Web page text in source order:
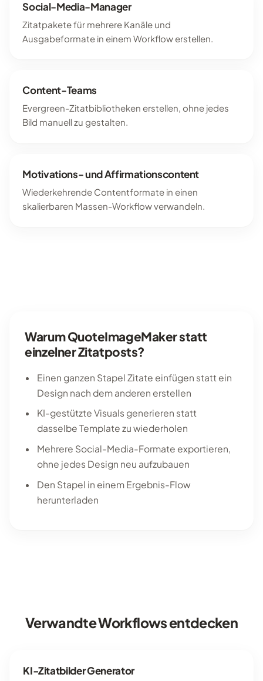
Social-Media-Manager
Zitatpakete für mehrere Kanäle und
Ausgabeformate in einem Workflow erstellen.
Content-Teams
Evergreen-Zitatbibliotheken erstellen, ohne jedes
Bild manuell zu gestalten.
Motivations- und Affirmationscontent
Wiederkehrende Contentformate in einen
skalierbaren Massen-Workflow verwandeln.
Warum QuoteImageMaker statt
einzelner Zitatposts?
Einen ganzen Stapel Zitate einfügen statt ein
Design nach dem anderen erstellen
KI-gestützte Visuals generieren statt
dasselbe Template zu wiederholen
Mehrere Social-Media-Formate exportieren,
ohne jedes Design neu aufzubauen
Den Stapel in einem Ergebnis-Flow
herunterladen
Verwandte Workflows entdecken
KI-Zitatbilder Generator